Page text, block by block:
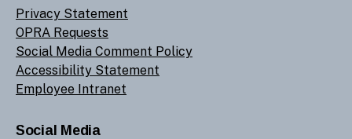
Privacy Statement
OPRA Requests
Social Media Comment Policy
Accessibility Statement
Employee Intranet
Social Media